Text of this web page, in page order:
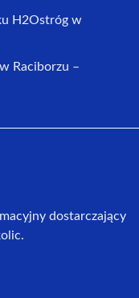
H2Ostróg w
Raciborzu –
dostarczający